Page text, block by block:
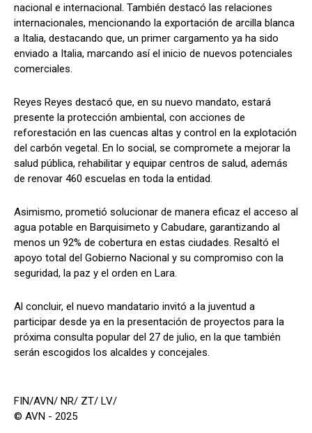
nacional e internacional. También destacó las relaciones
internacionales, mencionando la exportación de arcilla blanca
a Italia, destacando que, un primer cargamento ya ha sido
enviado a Italia, marcando así el inicio de nuevos potenciales
comerciales.
Reyes Reyes destacó que, en su nuevo mandato, estará
presente la protección ambiental, con acciones de
reforestación en las cuencas altas y control en la explotación
del carbón vegetal. En lo social, se compromete a mejorar la
salud pública, rehabilitar y equipar centros de salud, además
de renovar 460 escuelas en toda la entidad.
Asimismo, prometió solucionar de manera eficaz el acceso al
agua potable en Barquisimeto y Cabudare, garantizando al
menos un 92% de cobertura en estas ciudades. Resaltó el
apoyo total del Gobierno Nacional y su compromiso con la
seguridad, la paz y el orden en Lara.
Al concluir, el nuevo mandatario invitó a la juventud a
participar desde ya en la presentación de proyectos para la
próxima consulta popular del 27 de julio, en la que también
serán escogidos los alcaldes y concejales.
FIN/AVN/ NR/ ZT/ LV/
© AVN - 2025